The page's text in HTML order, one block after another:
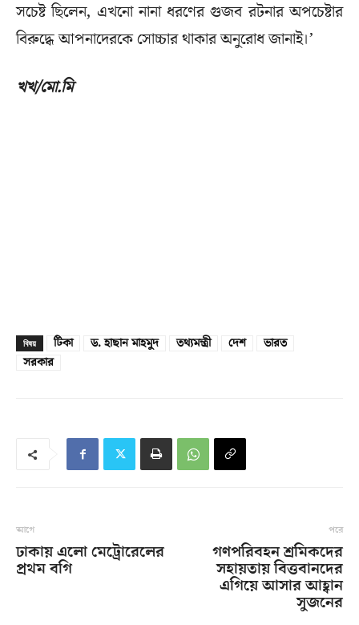
সচেষ্ট ছিলেন, এখনো নানা ধরণের গুজব রটনার অপচেষ্টার
বিরুদ্ধে আপনাদেরকে সোচ্চার থাকার অনুরোধ জানাই।’
খখ/মো.মি
বিষয় টিকা ড. হাছান মাহমুদ তথ্যমন্ত্রী দেশ
ভারত
সরকার
আগে
ঢাকায় এলো মেট্রোরেলের
প্রথম বগি
পরে
গণপরিবহন শ্রমিকদের
সহায়তায় বিত্তবানদের
এগিয়ে আসার আহ্বান
সুজনের